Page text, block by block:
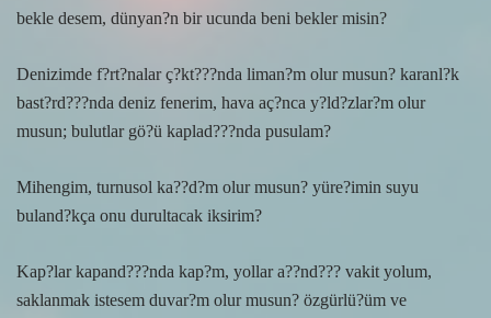
bekle desem, dünyan?n bir ucunda beni bekler misin?
Denizimde f?rt?nalar ç?kt???nda liman?m olur musun? karanl?k
bast?rd???nda deniz fenerim, hava aç?nca y?ld?zlar?m olur
musun; bulutlar gö?ü kaplad???nda pusulam?
Mihengim, turnusol ka??d?m olur musun? yüre?imin suyu
buland?kça onu durultacak iksirim?
Kap?lar kapand???nda kap?m, yollar a??nd??? vakit yolum,
saklanmak istesem duvar?m olur musun? özgürlü?üm ve